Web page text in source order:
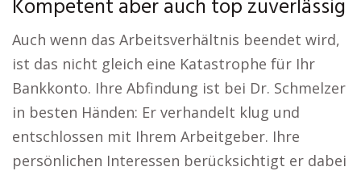
Kompetent aber auch top zuverlässig
Auch wenn das Arbeitsverhältnis beendet wird,
ist das nicht gleich eine Katastrophe für Ihr
Bankkonto. Ihre Abfindung ist bei Dr. Schmelzer
in besten Händen: Er verhandelt klug und
entschlossen mit Ihrem Arbeitgeber. Ihre
persönlichen Interessen berücksichtigt er dabei